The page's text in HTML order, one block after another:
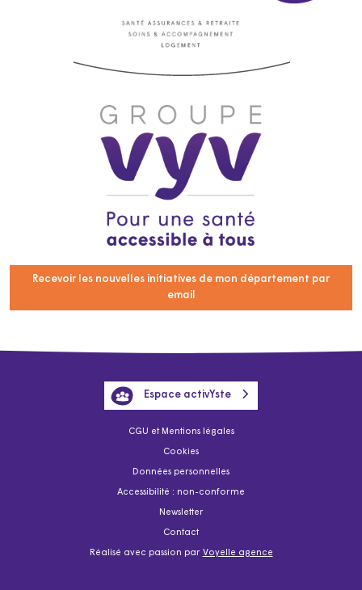
Recevoir les nouvelles initiatives de mon département par
email
CGU et Mentions légales
Cookies
Données personnelles
Accessibilité : non-conforme
Newsletter
Contact
Réalisé avec passion par Voyelle agence
Espace activYste